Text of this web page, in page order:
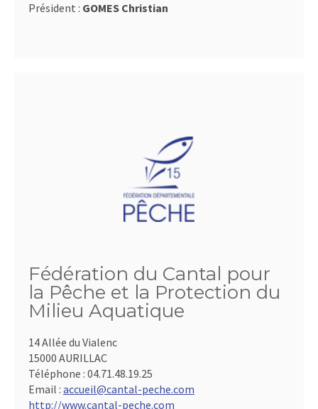
Président : GOMES Christian
Fédération du Cantal pour
la Pêche et la Protection du
Milieu Aquatique
14 Allée du Vialenc
15000 AURILLAC
Téléphone : 04.71.48.19.25
Email : accueil@cantal-peche.com
http://www.cantal-peche.com